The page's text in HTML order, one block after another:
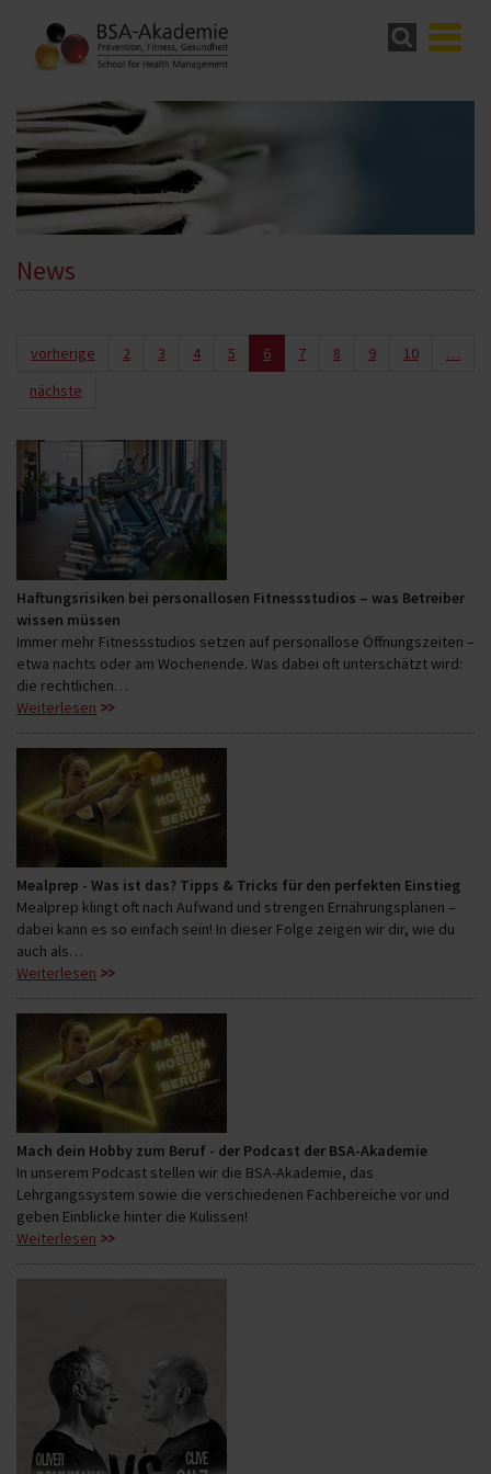
News
vorherige 2 3 4 5 6 7 8 9 10
…
nächste
Haftungsrisiken bei personallosen Fitnessstudios – was Betreiber
wissen müssen
Immer mehr Fitnessstudios setzen auf personallose Öffnungszeiten –
etwa nachts oder am Wochenende. Was dabei oft unterschätzt wird:
die rechtlichen…
Weiterlesen
Mealprep - Was ist das? Tipps & Tricks für den perfekten Einstieg
Mealprep klingt oft nach Aufwand und strengen Ernährungsplänen –
dabei kann es so einfach sein! In dieser Folge zeigen wir dir, wie du
auch als…
Weiterlesen
Mach dein Hobby zum Beruf - der Podcast der BSA-Akademie
In unserem Podcast stellen wir die BSA-Akademie, das
Lehrgangssystem sowie die verschiedenen Fachbereiche vor und
geben Einblicke hinter die Kulissen!
Weiterlesen